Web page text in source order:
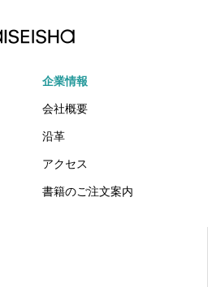
企業情報
会社概要
沿革
アクセス
書籍のご注文案内